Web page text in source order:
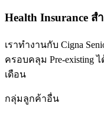
Health Insurance ส
เราทำงานกับ Cigna
ครอบคลุม Pre-existing
เดือน
กลุ่มลูกค้าอื่น